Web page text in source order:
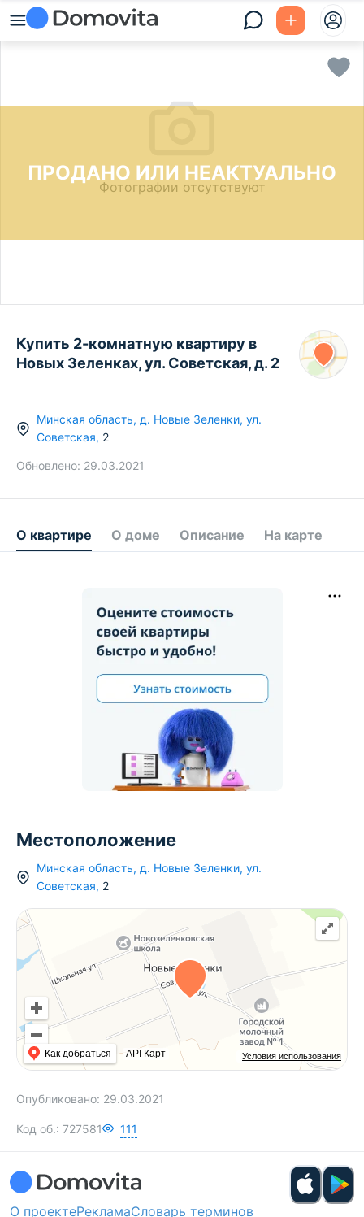
ПРОДАНО ИЛИ НЕАКТУАЛЬНО
Фотографии отсутствуют
Купить 2-комнатную квартиру в
Новых Зеленках, ул. Советская, д. 2
Минская область, д. Новые Зеленки, ул.
Советская, 2
Обновлено: 29.03.2021
О квартире О доме Описание На карте
Местоположение
Минская область, д. Новые Зеленки, ул.
Советская, 2
Условия использования
Как добраться API Карт
Опубликовано: 29.03.2021
Код об.: 727581 111
О проектеРекламаСловарь терминов